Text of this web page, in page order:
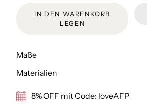
IN DEN WARENKORB
LEGEN
Maße
Materialien
8% OFF mit Code: loveAFP